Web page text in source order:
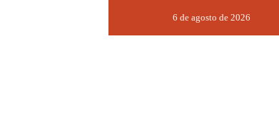
6 de agosto de 2026